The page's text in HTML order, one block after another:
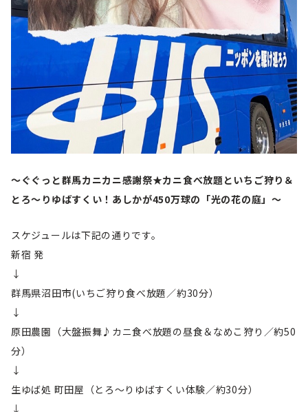
～ぐぐっと群馬カニカニ感謝祭★カニ食べ放題といちご狩り＆
とろ～りゆばすくい！あしかが450万球の「光の花の庭」～
スケジュールは下記の通りです。
新宿 発
↓
群馬県沼田市(いちご狩り食べ放題／約30分）
↓
原田農園（大盤振舞♪カニ食べ放題の昼食＆なめこ狩り／約50
分）
↓
生ゆば処 町田屋（とろ～りゆばすくい体験／約30分）
↓